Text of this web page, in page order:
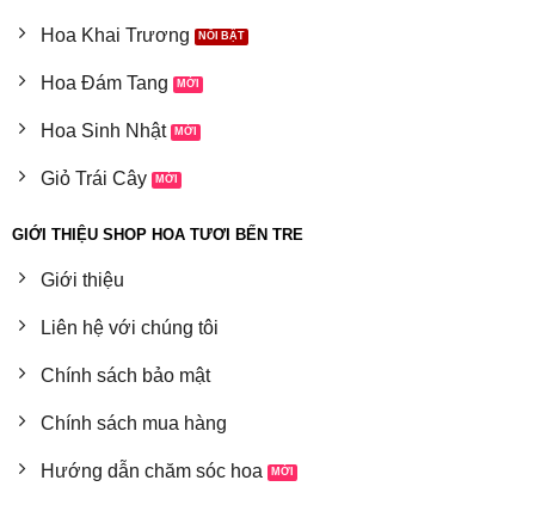
Hoa Khai Trương
Hoa Đám Tang
Hoa Sinh Nhật
Giỏ Trái Cây
GIỚI THIỆU SHOP HOA TƯƠI BẾN TRE
Giới thiệu
Liên hệ với chúng tôi
Chính sách bảo mật
Chính sách mua hàng
Hướng dẫn chăm sóc hoa